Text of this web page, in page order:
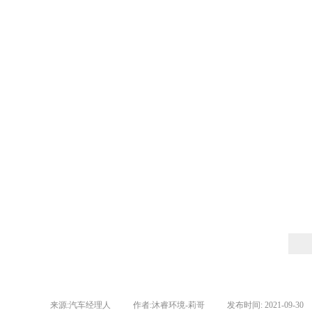
来源:汽车经理人 作者:沐睿环境-莉哥 发布时间: 2021-09-30